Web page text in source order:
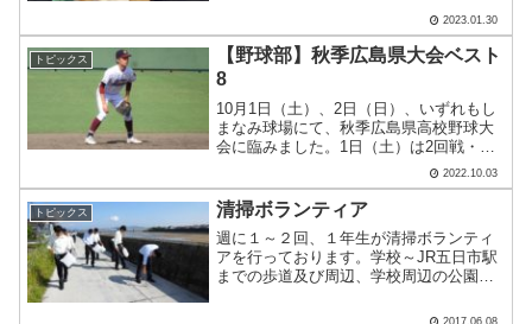
と最後の確認中です。 SHRが終わると
すぐさま勉強。 カメラを向けると楽し
そうにポーズを取る生.....
2023.01.30
トピックス
【野球部】秋季広島県大会ベスト
8
10月1日（土）、2日（日）、いずれもし
まなみ球場にて、秋季広島県高校野球大
会に臨みました。1日（土）は2回戦・広
島工業高校に10-4、2日（日）は準々決
勝・広島商業高校に2-9となり、ベスト8
に終わりました。広島工業高校戦では、4
回に勝ち.....
2022.10.03
トピックス 清掃ボランティア
週に１～２回、１年生が清掃ボランティ
アを行っております。学校～JR五日市駅
までの歩道及び周辺、学校周辺の公園な
車には気をつけて回収していきます。す